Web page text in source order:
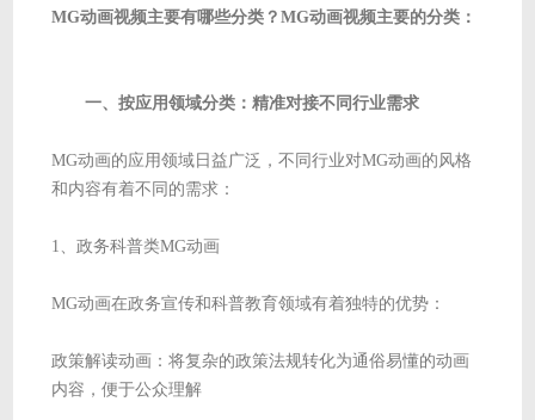
MG动画视频主要有哪些分类？MG动画视频主要的分类：
一、按应用领域分类：精准对接不同行业需求
MG动画的应用领域日益广泛，不同行业对MG动画的风格
和内容有着不同的需求：
1、政务科普类MG动画
MG动画在政务宣传和科普教育领域有着独特的优势：
政策解读动画：将复杂的政策法规转化为通俗易懂的动画
内容，便于公众理解